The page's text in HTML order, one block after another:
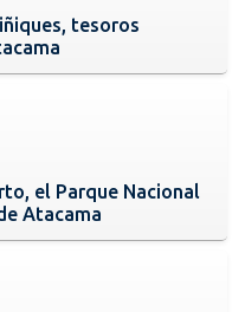
tesoros
el Parque Nacional
Atacama